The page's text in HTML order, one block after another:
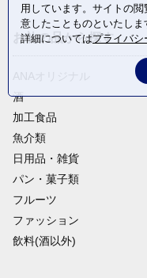
お礼の品から探す
酒
加工食品
魚介類
日用品・雑貨
パン・菓子類
フルーツ
ファッション
飲料(酒以外)
用しています。サイトの
意したことものといたしま
詳細についてはプライバシ